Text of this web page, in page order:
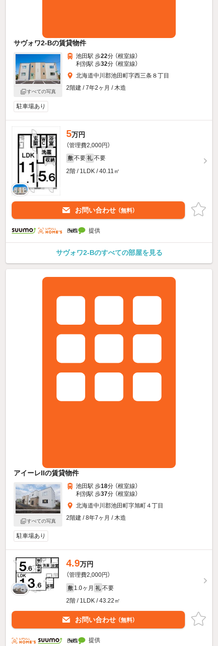
サヴォワ2-Bの賃貸物件
すべての写真
池田駅 歩22分 （根室線）
利別駅 歩32分 （根室線）
北海道中川郡池田町字西三条８丁目
2階建 / 7年2ヶ月 / 木造
駐車場あり
5万円
（管理費2,000円）
敷 不要 礼 不要
2階 / 1LDK / 40.11㎡
お問い合わせ （無料）
提供
サヴォワ2-Bのすべての部屋を見る
アイーレIIの賃貸物件
すべての写真
池田駅 歩18分 （根室線）
利別駅 歩37分 （根室線）
北海道中川郡池田町字旭町４丁目
2階建 / 8年7ヶ月 / 木造
駐車場あり
4.9万円
（管理費2,000円）
敷 1.0ヶ月 礼 不要
2階 / 1LDK / 43.22㎡
お問い合わせ （無料）
提供